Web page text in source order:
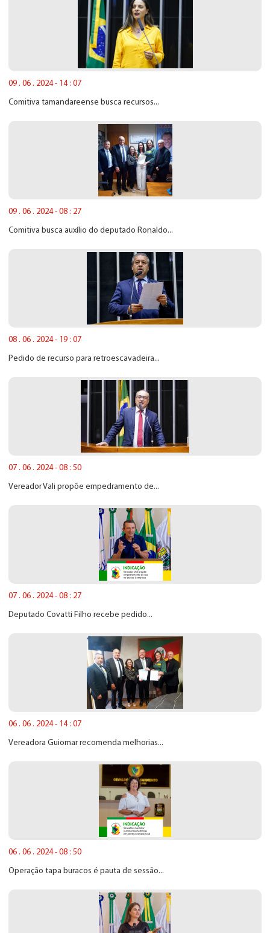
09 . 06 . 2024 - 14 : 07
Comitiva tamandareense busca recursos...
09 . 06 . 2024 - 08 : 27
Comitiva busca auxílio do deputado Ronaldo...
08 . 06 . 2024 - 19 : 07
Pedido de recurso para retroescavadeira...
07 . 06 . 2024 - 08 : 50
Vereador Vali propõe empedramento de...
07 . 06 . 2024 - 08 : 27
Deputado Covatti Filho recebe pedido...
06 . 06 . 2024 - 14 : 07
Vereadora Guiomar recomenda melhorias...
06 . 06 . 2024 - 08 : 50
Operação tapa buracos é pauta de sessão...